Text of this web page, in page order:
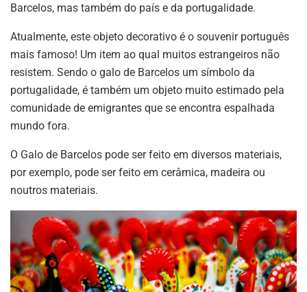
Barcelos, mas também do país e da portugalidade.
Atualmente, este objeto decorativo é o souvenir português
mais famoso! Um item ao qual muitos estrangeiros não
resistem. Sendo o galo de Barcelos um símbolo da
portugalidade, é também um objeto muito estimado pela
comunidade de emigrantes que se encontra espalhada
mundo fora.
O Galo de Barcelos pode ser feito em diversos materiais,
por exemplo, pode ser feito em cerâmica, madeira ou
noutros materiais.